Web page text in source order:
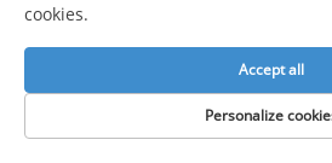
E-mail:[email
NAPÍŠTE NÁM
cookies.
Personalize
Accept all